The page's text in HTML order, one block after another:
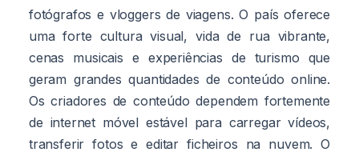
fotógrafos e vloggers de viagens. O país oferece
uma forte cultura visual, vida de rua vibrante,
cenas musicais e experiências de turismo que
geram grandes quantidades de conteúdo online.
Os criadores de conteúdo dependem fortemente
de internet móvel estável para carregar vídeos,
transferir fotos e editar ficheiros na nuvem. O